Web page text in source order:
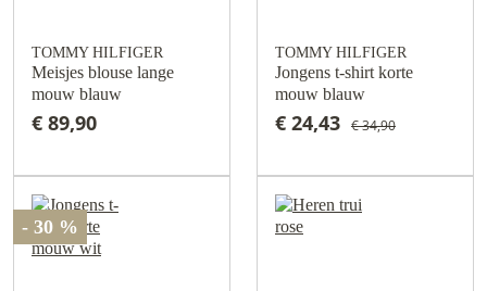
TOMMY HILFIGER
Meisjes blouse lange
mouw blauw
€ 89,90
TOMMY HILFIGER
Jongens t-shirt korte
mouw blauw
€ 24,43 € 34,90
- 30 %